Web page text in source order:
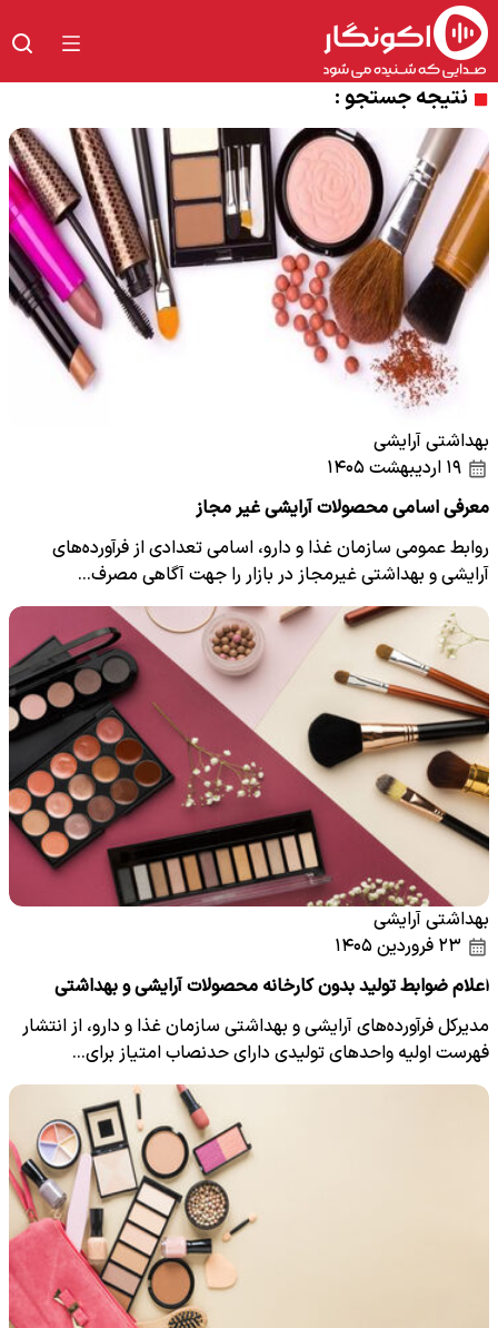
نتیجه جستجو :
بهداشتی آرایشی
معرفی اسامی محصولات آرایشی غیر مجاز
روابط عمومی سازمان غذا و دارو، اسامی تعدادی از فرآورده‌های
آرایشی و بهداشتی غیرمجاز در بازار را جهت آگاهی مصرف‌…
بهداشتی آرایشی
اعلام ضوابط تولید بدون کارخانه محصولات آرایشی و بهداشتی
مدیرکل فرآورده‌های آرایشی و بهداشتی سازمان غذا و دارو، از انتشار
فهرست اولیه واحد‌های تولیدی دارای حدنصاب امتیاز برای…